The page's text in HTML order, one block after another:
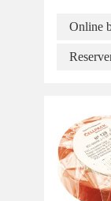
Online